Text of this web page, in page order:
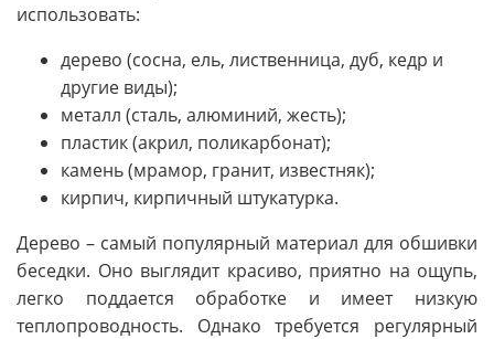
использовать:
дерево (сосна, ель, лиственница, дуб, кедр и
другие виды);
металл (сталь, алюминий, жесть);
пластик (акрил, поликарбонат);
камень (мрамор, гранит, известняк);
кирпич, кирпичный штукатурка.
Дерево – самый популярный материал для обшивки
беседки. Оно выглядит красиво, приятно на ощупь,
легко поддается обработке и имеет низкую
теплопроводность. Однако требуется регулярный